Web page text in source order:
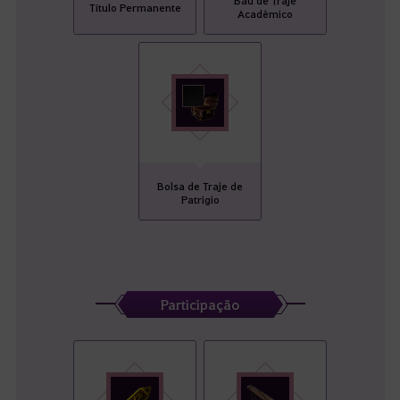
Título Permanente
Acadêmico
Bolsa de Traje de
Patrigio
Participação